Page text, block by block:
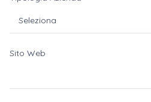
Sito Web